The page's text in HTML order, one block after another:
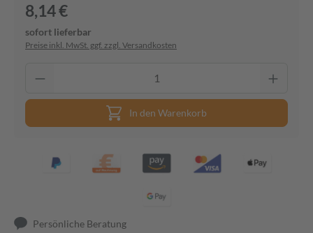
8,14 €
sofort lieferbar
Preise inkl. MwSt. ggf. zzgl. Versandkosten
In den Warenkorb
Persönliche Beratung